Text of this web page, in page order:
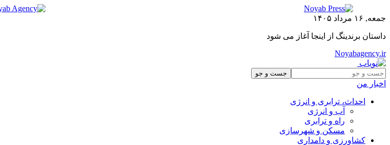
جمعه, ۱۶ مرداد ۱۴۰۵
داستان برندینگ از اینجا آغاز می شود
Noyabagency.ir
اخبار من
احداث، ترابری و انرژی
آب و انرژی
راه و ترابری
مسکن و شهرسازی
کشاورزی و دامداری